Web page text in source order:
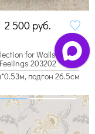
2 500 руб.
for Walls Northern
Feelings 203202
подгон 26.5см